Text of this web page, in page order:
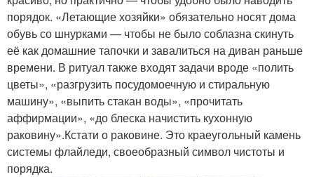
порядок. «Летающие хозяйки» обязательно носят дома
обувь со шнурками — чтобы не было соблазна скинуть
её как домашние тапочки и завалиться на диван раньше
времени. В ритуал также входят задачи вроде «полить
цветы», «разгрузить посудомоечную и стиральную
машину», «выпить стакан воды», «прочитать
аффирмации», «до блеска начистить кухонную
раковину».Кстати о раковине. Это краеугольный камень
системы флайледи, своеобразный символ чистоты и
порядка.